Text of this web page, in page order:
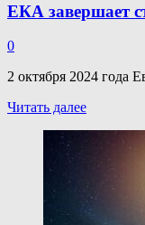
ЕКА завершает
0
2 октября 2024 года
Читать далееПрочитать
новой
антенны